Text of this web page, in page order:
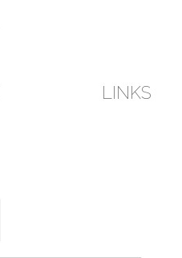
LINKS